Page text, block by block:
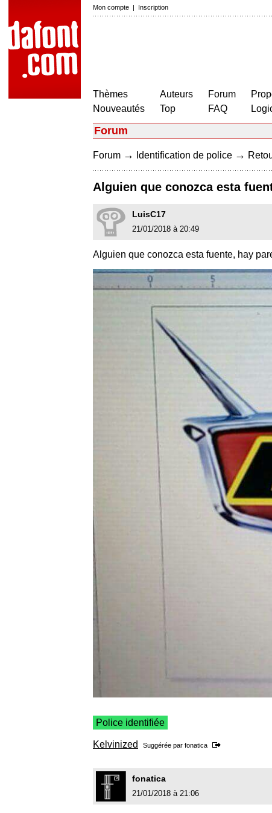
Mon compte | Inscription
Thèmes
Nouveautés
Auteurs
Top
Forum
FAQ
Forum
Forum → Identification de police →
Alguien que conozca esta
LuisC17
21/01/2018 à 20:49
Alguien que conozca esta fuente, hay
Police identifiée
Kelvinized Suggérée par fonatica
fonatica
21/01/2018 à 21:06